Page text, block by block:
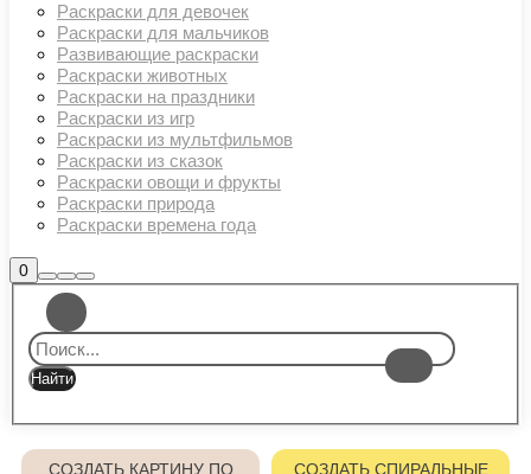
Раскраски для девочек
Раскраски для мальчиков
Развивающие раскраски
Раскраски животных
Раскраски на праздники
Раскраски из игр
Раскраски из мультфильмов
Раскраски из сказок
Раскраски овощи и фрукты
Раскраски природа
Раскраски времена года
0Боковая
панель
магазина
Найти
Больше
информации
Главное
меню
СОЗДАТЬ КАРТИНУ ПО
СОЗДАТЬ СПИРАЛЬНЫЕ